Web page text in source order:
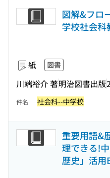
図解&フロ
学校社会科
紙 図書
川端裕介 著明治図書出版
件名 社会科--中学校
重要用語&
理できる!
歴史」活用